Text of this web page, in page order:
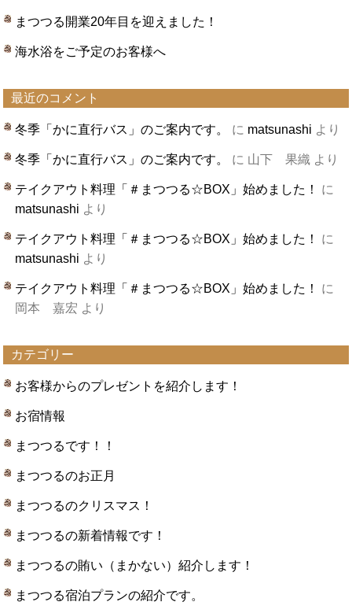
まつつる開業20年目を迎えました！
海水浴をご予定のお客様へ
最近のコメント
冬季「かに直行バス」のご案内です。 に matsunashi より
冬季「かに直行バス」のご案内です。 に 山下 果織 より
テイクアウト料理「＃まつつる☆BOX」始めました！
に
matsunashi より
テイクアウト料理「＃まつつる☆BOX」始めました！
に
matsunashi より
テイクアウト料理「＃まつつる☆BOX」始めました！
に
岡本 嘉宏 より
カテゴリー
お客様からのプレゼントを紹介します！
お宿情報
まつつるです！！
まつつるのお正月
まつつるのクリスマス！
まつつるの新着情報です！
まつつるの賄い（まかない）紹介します！
まつつる宿泊プランの紹介です。